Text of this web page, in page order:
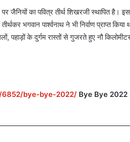
जैनियों का पवित्र तीर्थ शिखरजी स्थापित
भगवान पार्श्वनाथ ने भी निर्वाण प्राप्त
के दुर्गम रास्तों से गुजरते हुए नौ
6852/bye-bye-2022/ Bye Bye 2022 :